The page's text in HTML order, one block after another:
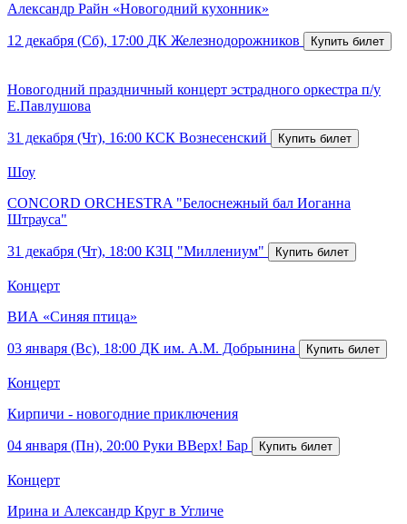
Александр Райн «Новогодний кухонник»
12 декабря (Сб), 17:00 ДК Железнодорожников
Новогодний праздничный концерт эстрадного оркестра п/у
Е.Павлушова
31 декабря (Чт), 16:00 КСК Вознесенский
Шоу
CONCORD ORCHESTRA "Белоснежный бал Иоганна
Штрауса"
31 декабря (Чт), 18:00 КЗЦ "Миллениум"
Концерт
ВИА «Синяя птица»
03 января (Вс), 18:00 ДК им. А.М. Добрынина
Концерт
Кирпичи - новогодние приключения
04 января (Пн), 20:00 Руки ВВерх! Бар
Концерт
Ирина и Александр Круг в Угличе